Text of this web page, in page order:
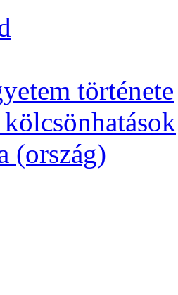
története
(ország)